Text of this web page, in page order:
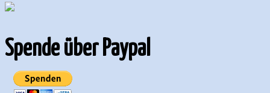
Spende über Paypal